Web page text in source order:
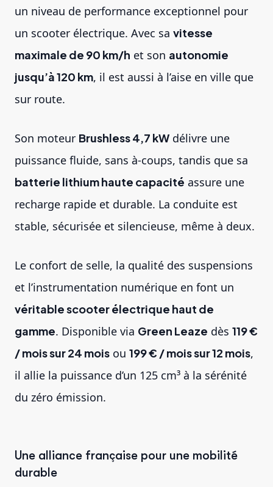
un niveau de performance exceptionnel pour
un scooter électrique. Avec sa vitesse
maximale de 90 km/h et son autonomie
jusqu’à 120 km, il est aussi à l’aise en ville que
sur route.
Son moteur Brushless 4,7 kW délivre une
puissance fluide, sans à-coups, tandis que sa
batterie lithium haute capacité assure une
recharge rapide et durable. La conduite est
stable, sécurisée et silencieuse, même à deux.
Le confort de selle, la qualité des suspensions
et l’instrumentation numérique en font un
véritable scooter électrique haut de
gamme. Disponible via Green Leaze dès 119 €
/ mois sur 24 mois ou 199 € / mois sur 12 mois,
il allie la puissance d’un 125 cm³ à la sérénité
du zéro émission.
Une alliance française pour une mobilité
durable